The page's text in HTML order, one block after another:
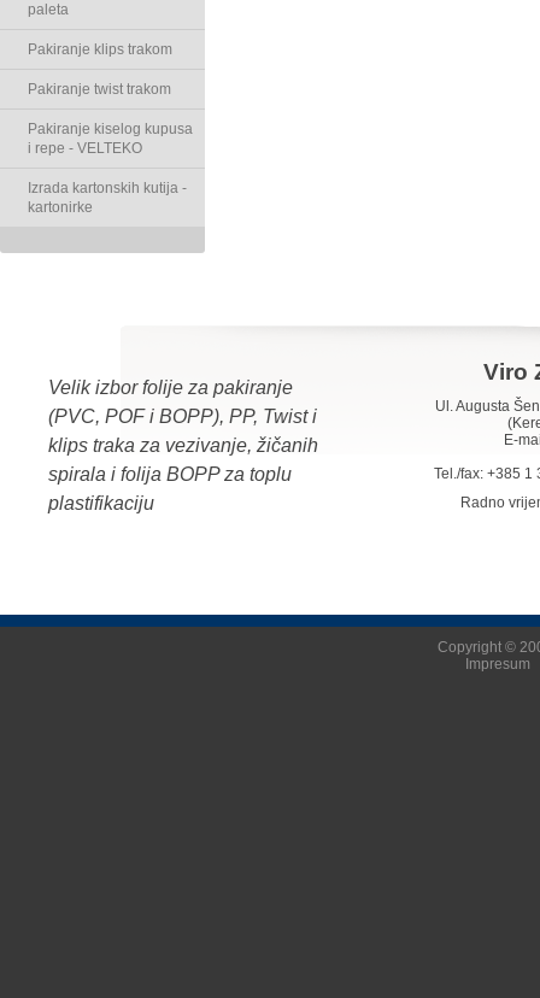
paleta
Pakiranje klips trakom
Pakiranje twist trakom
Pakiranje kiselog kupusa
i repe - VELTEKO
Izrada kartonskih kutija -
kartonirke
Velik izbor folije za pakiranje
(PVC, POF i BOPP), PP, Twist i
klips traka za vezivanje, žičanih
spirala i folija BOPP za toplu
plastifikaciju
Viro
Ul. Augusta
E-
Tel./fax: +385 1
Radno
Copyright ©
Impresum